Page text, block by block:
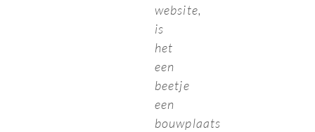
website,
is
het
een
beetje
een
bouwplaats